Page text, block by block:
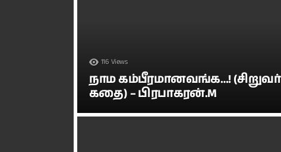
116 Views
நாம கம்பீரமானவங்க…! (சிறுவர்
கதை) – பிரபாகரன்.M